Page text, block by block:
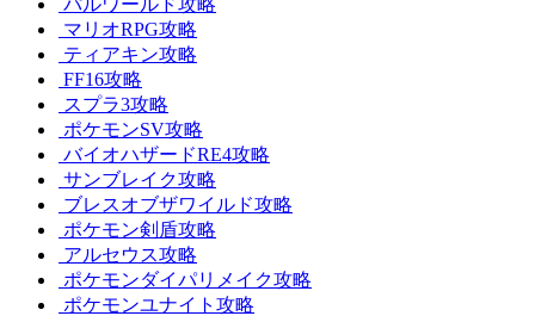
マリオRPG攻略
ティアキン攻略
FF16攻略
スプラ3攻略
ポケモンSV攻略
バイオハザードRE4攻略
サンブレイク攻略
ブレスオブザワイルド攻略
ポケモン剣盾攻略
アルセウス攻略
ポケモンダイパリメイク攻略
ポケモンユナイト攻略